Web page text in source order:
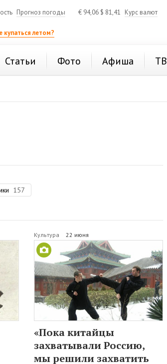
Прогноз погоды € 94,06 $ 81,41 Курс валют
купаться летом?
Статьи Фото Афиша ТВ
157
Культура 22 июня
«Пока китайцы
захватывали Россию,
мы решили захватить